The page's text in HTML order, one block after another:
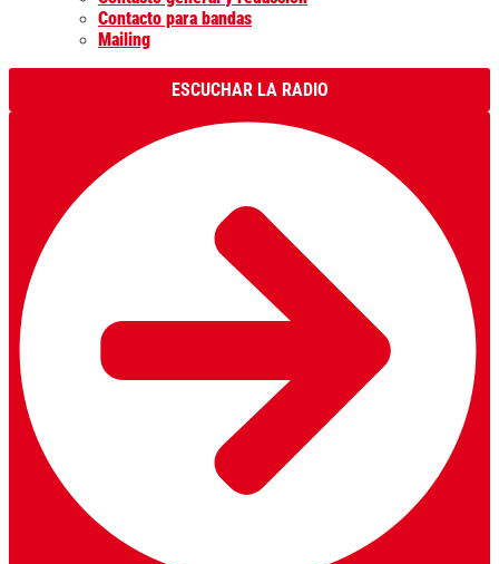
Contacto para bandas
Mailing
ESCUCHAR LA RADIO